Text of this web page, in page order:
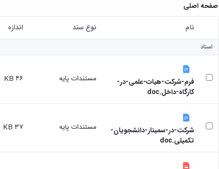
صفحه اصلی
کاربر انتخاب شده
نام نوع سند اندازه
اسناد
فرم-شرکت-هیات-علمی-در-
کارگاه-داخل.doc
مستندات پایه ۴۶ KB
شرکت-در-سمینار-دانشجویان-
تکمیلی.doc
مستندات پایه ۳۷ KB